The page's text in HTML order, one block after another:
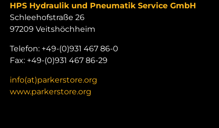
HPS Hydraulik und Pneumatik Service GmbH
Schleehofstraße 26
97209 Veitshöchheim
Telefon: +49-(0)931 467 86-0
Fax: +49-(0)931 467 86-29
info(at)parkerstore.org
www.parkerstore.org